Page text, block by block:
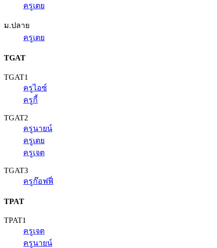
ครูเตย
ม.ปลาย
ครูเตย
TGAT
TGAT1
ครูไอซ์
ครูกี้
TGAT2
ครูนายน์
ครูเตย
ครูเจต
TGAT3
ครูก๊อฟฟี่
TPAT
TPAT1
ครูเจต
ครูนายน์